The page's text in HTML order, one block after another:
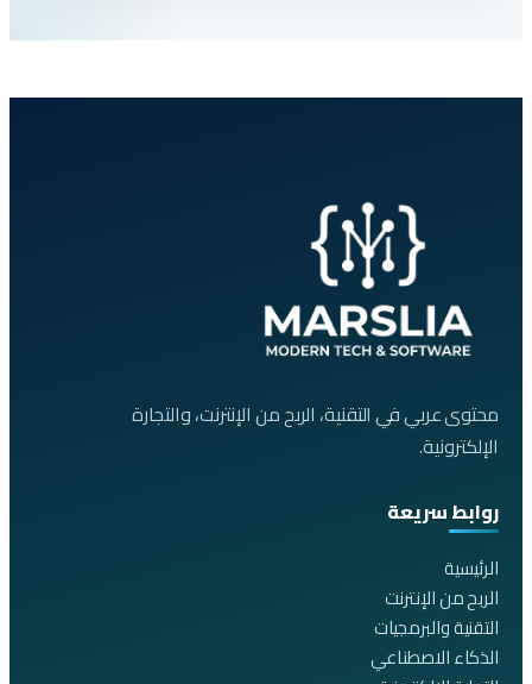
محتوى عربي في التقنية، الربح من الإنترنت، والتجارة
الإلكترونية.
روابط سريعة
الرئيسية
الربح من الإنترنت
التقنية والبرمجيات
الذكاء الاصطناعي